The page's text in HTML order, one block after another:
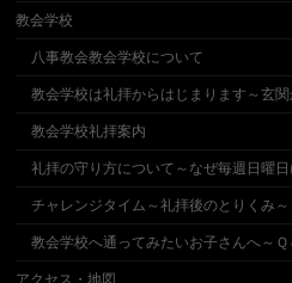
教会学校
八事教会教会学校について
教会学校は礼拝からはじまります～玄
教会学校礼拝案内
礼拝の守り方について～なぜ毎週日曜
チャレンジタイム～礼拝後のとりくみ～
教会学校へ通ってみたいお子さんへ～Ｑ